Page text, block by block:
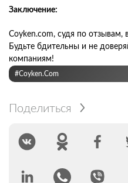
Заключение:
Coyken.com, судя по отзывам,
Будьте бдительны и не
компаниям!
#Coyken.com
Поделиться